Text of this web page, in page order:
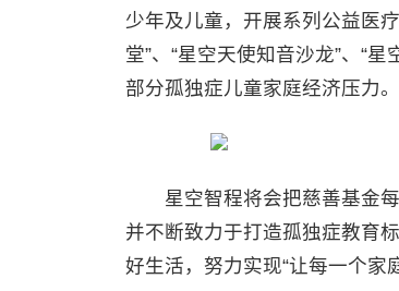
少年及儿童，开展系列公益医
堂”、“星空天使知音沙龙”、“
部分孤独症儿童家庭经济压力。
星空智程将会把慈善基金每
并不断致力于打造孤独症教育
好生活，努力实现“让每一个家